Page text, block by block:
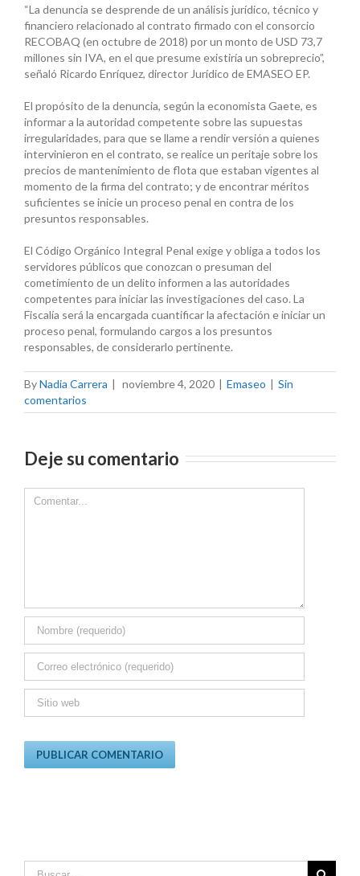
“La denuncia se desprende de un análisis jurídico, técnico y
financiero relacionado al contrato firmado con el consorcio
RECOBAQ (en octubre de 2018) por un monto de USD 73,7
millones sin IVA, en el que presume existiría un sobreprecio”,
señaló Ricardo Enríquez, director Jurídico de EMASEO EP.
El propósito de la denuncia, según la economista Gaete, es
informar a la autoridad competente sobre las supuestas
irregularidades, para que se llame a rendir versión a quienes
intervinieron en el contrato, se realice un peritaje sobre los
precios de mantenimiento de flota que estaban vigentes al
momento de la firma del contrato; y de encontrar méritos
suficientes se inicie un proceso penal en contra de los
presuntos responsables.
El Código Orgánico Integral Penal exige y obliga a todos los
servidores públicos que conozcan o presuman del
cometimiento de un delito informen a las autoridades
competentes para iniciar las investigaciones del caso. La
Fiscalía será la encargada cuantificar la afectación e iniciar un
proceso penal, formulando cargos a los presuntos
responsables, de considerarlo pertinente.
ByNadia Carrera | noviembre 4, 2020 | Emaseo | Sin
comentarios
Deje su comentario
Comment